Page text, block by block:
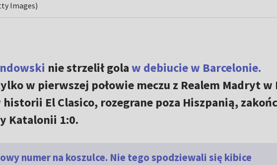
Images)
nie strzelił golaw debiucie w Barcelonie.
w pierwszej połowie meczu z Realem Madryt w
historii El Clasico, rozegrane poza Hiszpanią,
Katalonii 1:0.
numer na koszulce. Nie tego spodziewali się kibice